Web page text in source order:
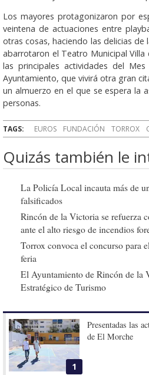
Los mayores protagonizaron por
veintena de actuaciones entre
otras cosas, haciendo las delicias de
abarrotaron el Teatro Municipal
las principales actividades del
Ayuntamiento, que vivirá otra gran
un almuerzo en el que se espera la
personas.
TAGS: EUROS FUNDACIÓN TORROX
Quizás también le
La Policía Local incauta más de
falsificados
Rincón de la Victoria se refuerza
ante el alto riesgo de incendios
Torrox convoca el concurso para
feria
El Ayuntamiento de Rincón de la
Estratégico de Turismo
1
Presentadas las
de El Morche